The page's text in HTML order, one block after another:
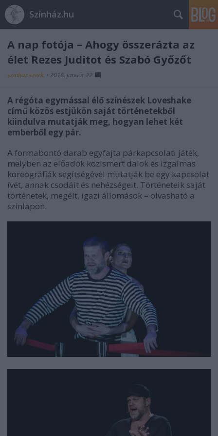
Színház.hu
A nap fotója – Ahogy összerázta az
élet Rezes Juditot és Szabó Győzőt
szinhaz szerk. • 2018. január 22.
A régóta egymással élő színészek Loveshake
című közös estjükön saját történetekből
kiindulva mutatják meg, hogyan lehet két
emberből egy pár.
A formabontó darab egyfajta párkapcsolati játék,
melyben az előadók közismert dalok és izgalmas
koreográfiák segítségével mutatják be egy kapcsolat
ívét, annak csodáit és nehézségeit. Történeteik saját
történetek, megélt, igazi állomások – olvasható a
színlapon.